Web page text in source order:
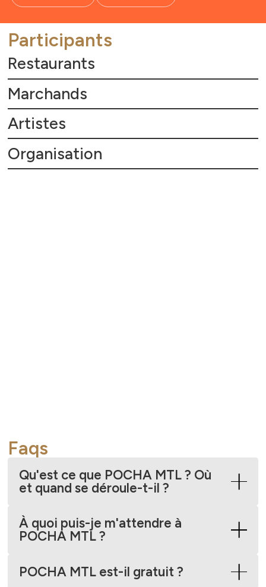
Participants
Restaurants
Marchands
Artistes
Organisation
Faqs
Qu'est ce que POCHA MTL ? Où
et quand se déroule-t-il ?
À quoi puis-je m'attendre à
POCHA MTL ?
POCHA MTL est-il gratuit ?